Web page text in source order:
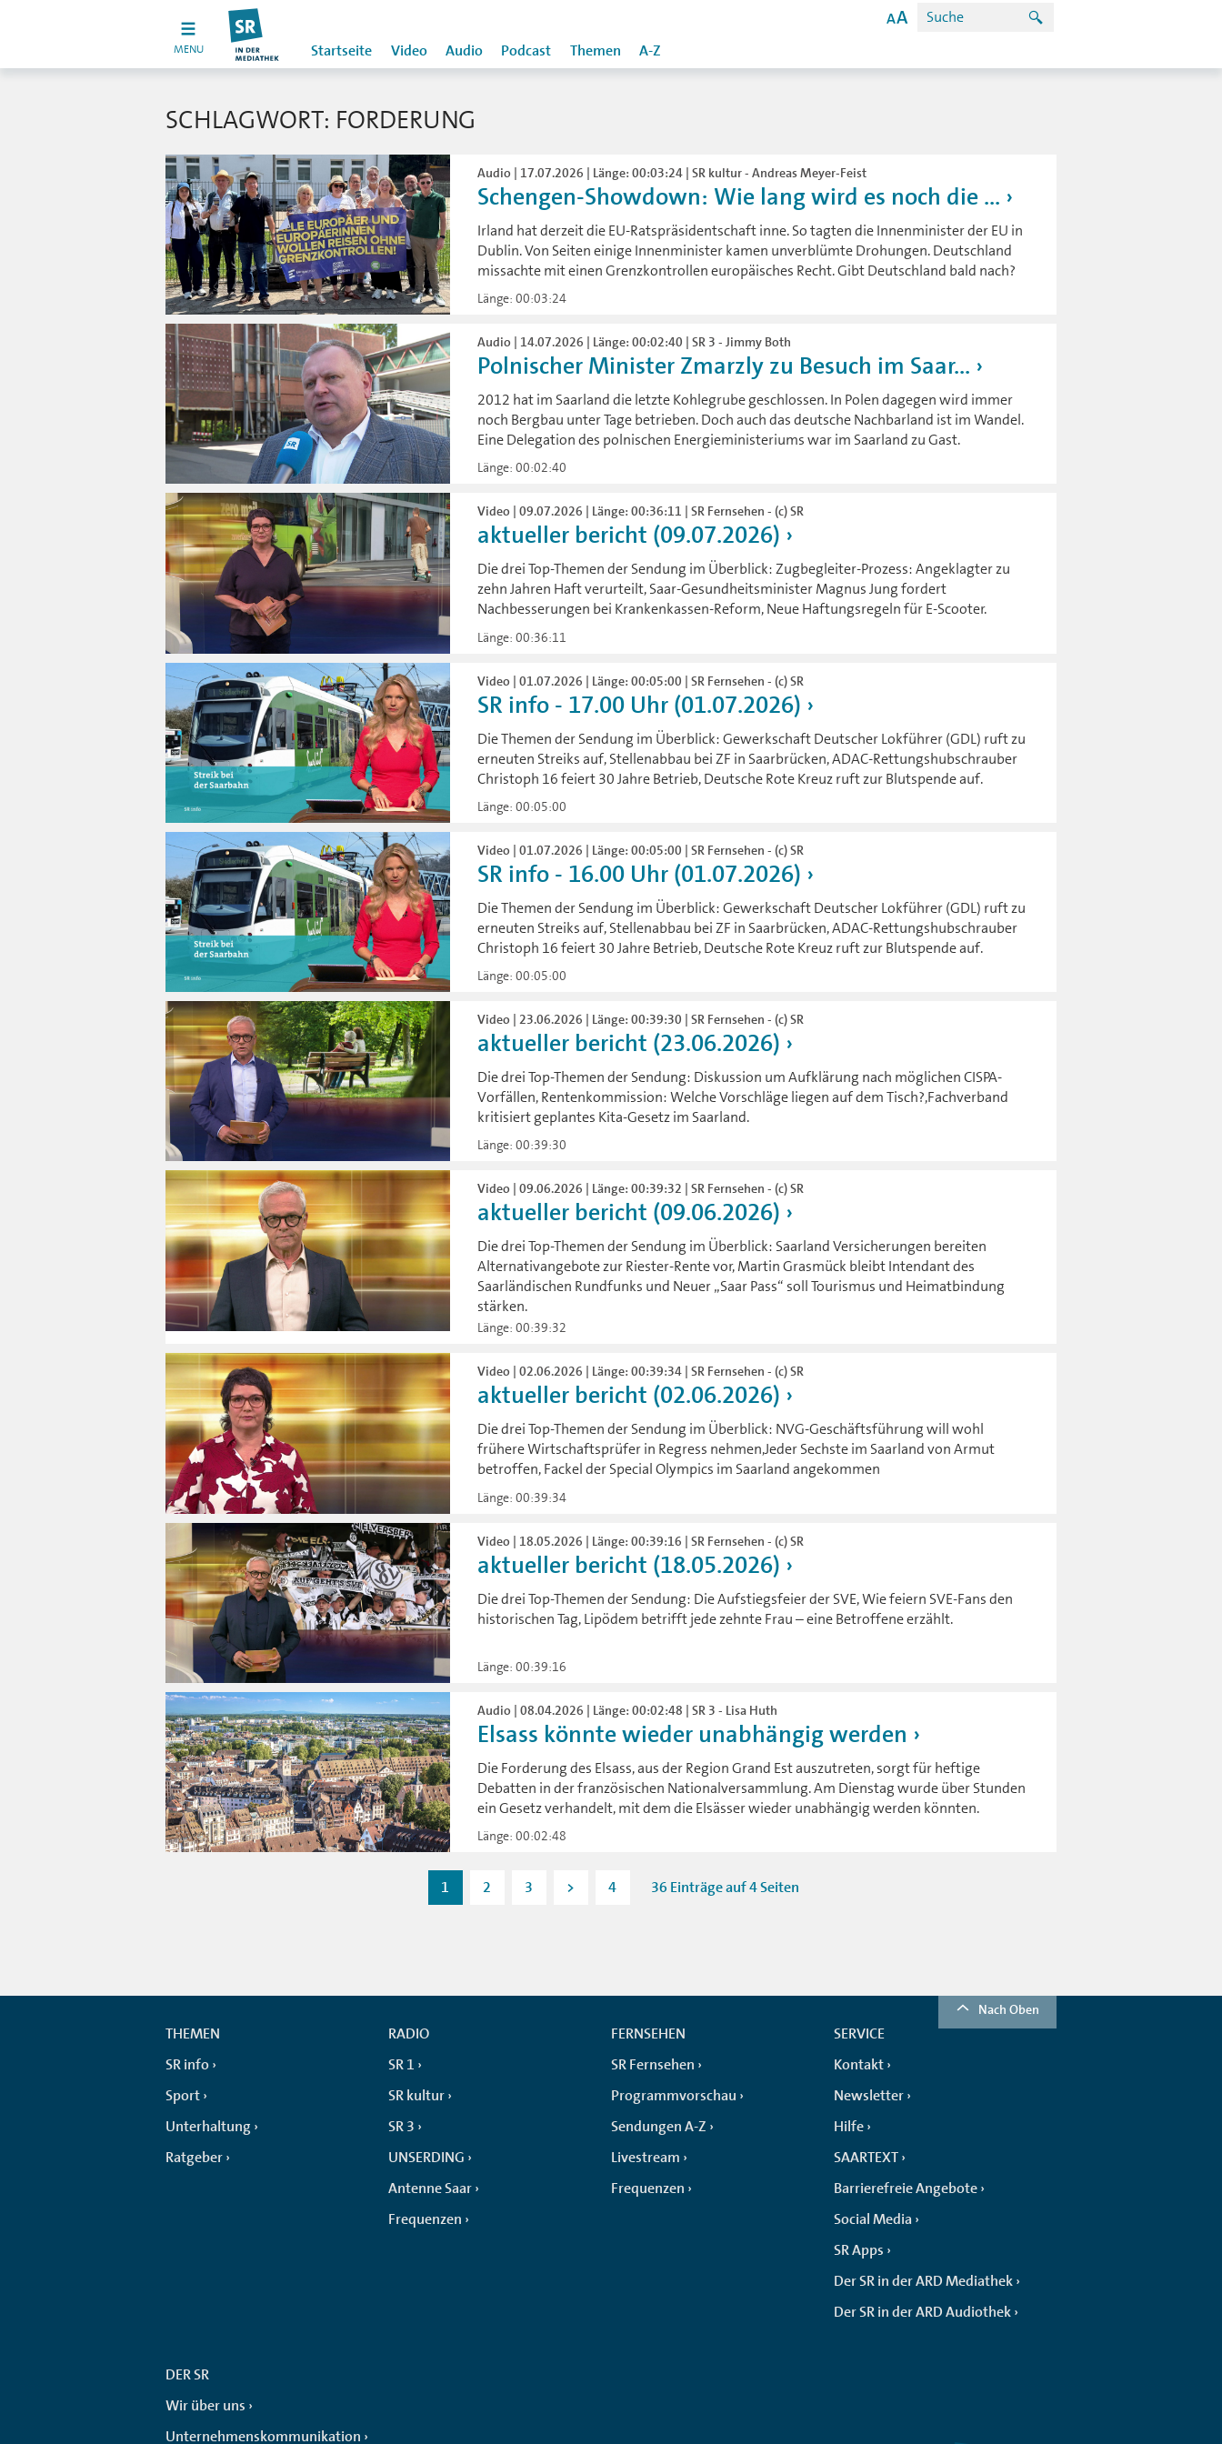
MENU Startseite Video Audio Podcast Themen A-Z
SCHLAGWORT: FORDERUNG
Audio | 17.07.2026 | Länge: 00:03:24 | SR kultur - Andreas Meyer-Feist
Schengen-Showdown: Wie lang wird es noch die ...
Irland hat derzeit die EU-Ratspräsidentschaft inne. So tagten die Innenminister der EU in
Dublin. Von Seiten einige Innenminister kamen unverblümte Drohungen. Deutschland
missachte mit einen Grenzkontrollen europäisches Recht. Gibt Deutschland bald nach?
Länge: 00:03:24
Audio | 14.07.2026 | Länge: 00:02:40 | SR 3 - Jimmy Both
Polnischer Minister Zmarzly zu Besuch im Saar...
2012 hat im Saarland die letzte Kohlegrube geschlossen. In Polen dagegen wird immer
noch Bergbau unter Tage betrieben. Doch auch das deutsche Nachbarland ist im Wandel.
Eine Delegation des polnischen Energieministeriums war im Saarland zu Gast.
Länge: 00:02:40
Video | 09.07.2026 | Länge: 00:36:11 | SR Fernsehen - (c) SR
aktueller bericht (09.07.2026)
Die drei Top-Themen der Sendung im Überblick: Zugbegleiter-Prozess: Angeklagter zu
zehn Jahren Haft verurteilt, Saar-Gesundheitsminister Magnus Jung fordert
Nachbesserungen bei Krankenkassen-Reform, Neue Haftungsregeln für E-Scooter.
Länge: 00:36:11
Video | 01.07.2026 | Länge: 00:05:00 | SR Fernsehen - (c) SR
SR info - 17.00 Uhr (01.07.2026)
Die Themen der Sendung im Überblick: Gewerkschaft Deutscher Lokführer (GDL) ruft zu
erneuten Streiks auf, Stellenabbau bei ZF in Saarbrücken, ADAC-Rettungshubschrauber
Christoph 16 feiert 30 Jahre Betrieb, Deutsche Rote Kreuz ruft zur Blutspende auf.
Länge: 00:05:00
Video | 01.07.2026 | Länge: 00:05:00 | SR Fernsehen - (c) SR
SR info - 16.00 Uhr (01.07.2026)
Die Themen der Sendung im Überblick: Gewerkschaft Deutscher Lokführer (GDL) ruft zu
erneuten Streiks auf, Stellenabbau bei ZF in Saarbrücken, ADAC-Rettungshubschrauber
Christoph 16 feiert 30 Jahre Betrieb, Deutsche Rote Kreuz ruft zur Blutspende auf.
Länge: 00:05:00
Video | 23.06.2026 | Länge: 00:39:30 | SR Fernsehen - (c) SR
aktueller bericht (23.06.2026)
Die drei Top-Themen der Sendung: Diskussion um Aufklärung nach möglichen CISPA-
Vorfällen, Rentenkommission: Welche Vorschläge liegen auf dem Tisch?,Fachverband
kritisiert geplantes Kita-Gesetz im Saarland.
Länge: 00:39:30
Video | 09.06.2026 | Länge: 00:39:32 | SR Fernsehen - (c) SR
aktueller bericht (09.06.2026)
Die drei Top-Themen der Sendung im Überblick: Saarland Versicherungen bereiten
Alternativangebote zur Riester-Rente vor, Martin Grasmück bleibt Intendant des
Saarländischen Rundfunks und Neuer „Saar Pass“ soll Tourismus und Heimatbindung
stärken.
Länge: 00:39:32
Video | 02.06.2026 | Länge: 00:39:34 | SR Fernsehen - (c) SR
aktueller bericht (02.06.2026)
Die drei Top-Themen der Sendung im Überblick: NVG-Geschäftsführung will wohl
frühere Wirtschaftsprüfer in Regress nehmen,Jeder Sechste im Saarland von Armut
betroffen, Fackel der Special Olympics im Saarland angekommen
Länge: 00:39:34
Video | 18.05.2026 | Länge: 00:39:16 | SR Fernsehen - (c) SR
aktueller bericht (18.05.2026)
Die drei Top-Themen der Sendung: Die Aufstiegsfeier der SVE, Wie feiern SVE-Fans den
historischen Tag, Lipödem betrifft jede zehnte Frau – eine Betroffene erzählt.
Länge: 00:39:16
Audio | 08.04.2026 | Länge: 00:02:48 | SR 3 - Lisa Huth
Elsass könnte wieder unabhängig werden
Die Forderung des Elsass, aus der Region Grand Est auszutreten, sorgt für heftige
Debatten in der französischen Nationalversammlung. Am Dienstag wurde über Stunden
ein Gesetz verhandelt, mit dem die Elsässer wieder unabhängig werden könnten.
Länge: 00:02:48
1 2 3 > 4 36 Einträge auf 4 Seiten
Nach Oben
THEMEN
SR info
Sport
Unterhaltung
Ratgeber
RADIO
SR 1
SR kultur
SR 3
UNSERDING
Antenne Saar
Frequenzen
FERNSEHEN
SR Fernsehen
Programmvorschau
Sendungen A-Z
Livestream
Frequenzen
SERVICE
Kontakt
Newsletter
Hilfe
SAARTEXT
Barrierefreie Angebote
Social Media
SR Apps
Der SR in der ARD Mediathek
Der SR in der ARD Audiothek
DER SR
Wir über uns
Unternehmenskommunikation